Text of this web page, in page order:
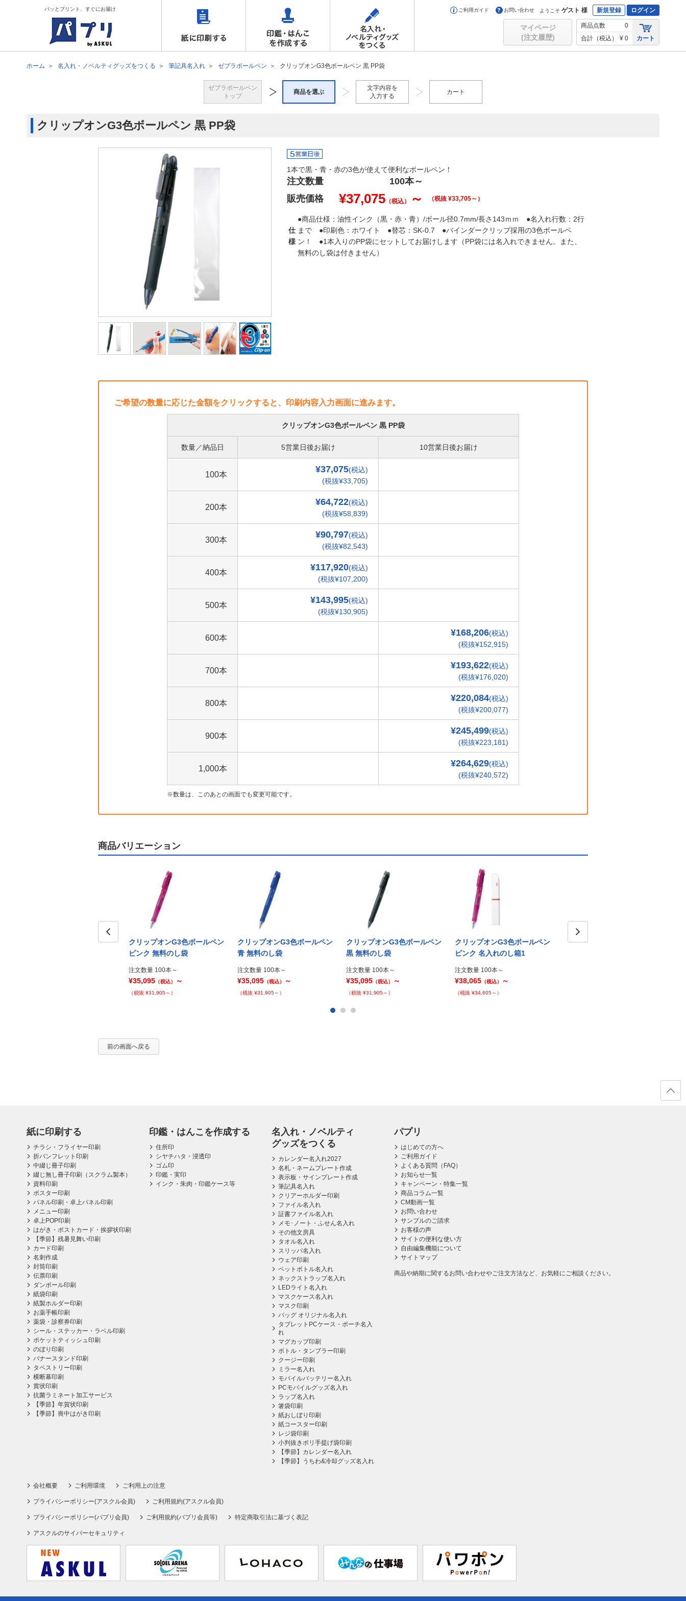
パッとプリント、すぐにお届け ご利用ガイド お問い合わせ ようこそ ゲスト 様 新規登録 ログイン
マイページ
(注文履歴)
商品点数
0
合計（税込）
¥ 0 カート
ホーム 名入れ・ノベルティグッズをつくる 筆記具名入れ ゼブラボールペン クリップオンG3色ボールペン 黒 PP袋
ゼブラボールペン
トップ
商品を選ぶ
文字内容を
入力する
カート
クリップオンG3色ボールペン 黒 PP袋
1本で黒・青・赤の3色が使えて便利なボールペン！
注文数量 100本～
販売価格
¥37,075 （税込） ～ （税抜 ¥33,705～）
仕
様
●商品仕様：油性インク（黒・赤・青）/ボール径0.7mm/長さ143ｍｍ ●名入れ行数：2行
まで ●印刷色：ホワイト ●替芯：SK-0.7 ●バインダークリップ採用の3色ボールペ
ン！ ●1本入りのPP袋にセットしてお届けします（PP袋には名入れできません。また、
無料のし袋は付きません）
ご希望の数量に応じた金額をクリックすると、印刷内容入力画面に進みます。
クリップオンG3色ボールペン 黒 PP袋
数量／納品日 5営業日後お届け 10営業日後お届け
100本
¥37,075(税込)
(税抜¥33,705)
200本
¥64,722(税込)
(税抜¥58,839)
300本
¥90,797(税込)
(税抜¥82,543)
400本
¥117,920(税込)
(税抜¥107,200)
500本
¥143,995(税込)
(税抜¥130,905)
600本
¥168,206(税込)
(税抜¥152,915)
700本
¥193,622(税込)
(税抜¥176,020)
800本
¥220,084(税込)
(税抜¥200,077)
900本
¥245,499(税込)
(税抜¥223,181)
1,000本
¥264,629(税込)
(税抜¥240,572)
数量は、このあとの画面でも変更可能です。
商品バリエーション
クリップオンG3色ボールペン
クリップオンG3色ボールペン
ピンク 無料のし袋
注文数量 100本～
¥35,095 （税込） ～
（税抜 ¥31,905～）
クリップオンG3色ボールペン
青 無料のし袋
注文数量 100本～
¥35,095 （税込） ～
（税抜 ¥31,905～）
クリップオンG3色ボールペン
黒 無料のし袋
注文数量 100本～
¥35,095 （税込） ～
（税抜 ¥31,905～）
クリップオンG3色ボールペン
ピンク 名入れのし箱1
注文数量 100本～
¥38,065 （税込） ～
（税抜 ¥34,605～）
クリップオンG3色ボールペン
前の画面へ戻る
紙に印刷する
チラシ・フライヤー印刷
折パンフレット印刷
中綴じ冊子印刷
綴じ無し冊子印刷（スクラム製本）
資料印刷
ポスター印刷
パネル印刷・卓上パネル印刷
メニュー印刷
卓上POP印刷
はがき・ポストカード・挨拶状印刷
【季節】残暑見舞い印刷
カード印刷
名刺作成
封筒印刷
伝票印刷
ダンボール印刷
紙袋印刷
紙製ホルダー印刷
お薬手帳印刷
薬袋・診察券印刷
シール・ステッカー・ラベル印刷
ポケットティッシュ印刷
のぼり印刷
バナースタンド印刷
タペストリー印刷
横断幕印刷
賞状印刷
抗菌ラミネート加工サービス
【季節】年賀状印刷
【季節】喪中はがき印刷
印鑑・はんこを作成する
住所印
シヤチハタ・浸透印
ゴム印
印鑑・実印
インク・朱肉・印鑑ケース等
名入れ・ノベルティ
グッズをつくる
カレンダー名入れ2027
名札・ネームプレート作成
表示板・サインプレート作成
筆記具名入れ
クリアーホルダー印刷
ファイル名入れ
証書ファイル名入れ
メモ･ノート・ふせん名入れ
その他文房具
タオル名入れ
スリッパ名入れ
ウェア印刷
ペットボトル名入れ
ネックストラップ名入れ
LEDライト名入れ
マスクケース名入れ
マスク印刷
バッグ オリジナル名入れ
タブレットPCケース・ポーチ名入
れ
マグカップ印刷
ボトル・タンブラー印刷
クージー印刷
ミラー名入れ
モバイルバッテリー名入れ
PCモバイルグッズ名入れ
ラップ名入れ
箸袋印刷
紙おしぼり印刷
紙コースター印刷
レジ袋印刷
小判抜きポリ手提げ袋印刷
【季節】カレンダー名入れ
【季節】うちわ&冷却グッズ名入れ
パプリ
はじめての方へ
ご利用ガイド
よくある質問（FAQ）
お知らせ一覧
キャンペーン・特集一覧
商品コラム一覧
CM動画一覧
お問い合わせ
サンプルのご請求
お客様の声
サイトの便利な使い方
自由編集機能について
サイトマップ
商品や納期に関するお問い合わせやご注文方法など、お気軽にご相談ください。
会社概要 ご利用環境 ご利用上の注意
プライバシーポリシー(アスクル会員) ご利用規約(アスクル会員)
プライバシーポリシー(パプリ会員) ご利用規約(パプリ会員等) 特定商取引法に基づく表記
アスクルのサイバーセキュリティ